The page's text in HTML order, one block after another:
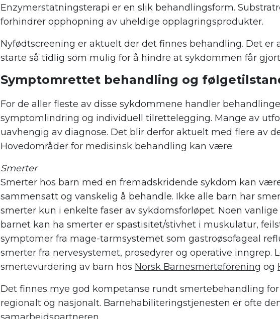
Enzymerstatningsterapi er en slik behandlingsform.
forhindrer opphopning av uheldige opplagringsprodukter.
Nyfødtscreening er aktuelt der det finnes behandling. Det er
starte så tidlig som mulig for å hindre at sykdommen får
Symptomrettet behandling og
For de aller fleste av disse sykdommene handler
symptomlindring og individuell tilrettelegging. Mange av
uavhengig av diagnose. Det blir derfor aktuelt med flere av
Hovedområder for medisinsk behandling kan være:
Smerter
Smerter hos barn med en fremadskridende sykdom kan
sammensatt og vanskelig å behandle. Ikke alle barn har
smerter kun i enkelte faser av sykdomsforløpet. Noen
barnet kan ha smerter er spastisitet/stivhet i muskulatur,
symptomer fra mage-tarmsystemet som gastroøsofageal
smerter fra nervesystemet, prosedyrer og operative inngrep.
smertevurdering av barn hos Norsk Barnesmerteforening og
Det finnes mye god kompetanse rundt smertebehandling
regionalt og nasjonalt. Barnehabiliteringstjenesten er ofte